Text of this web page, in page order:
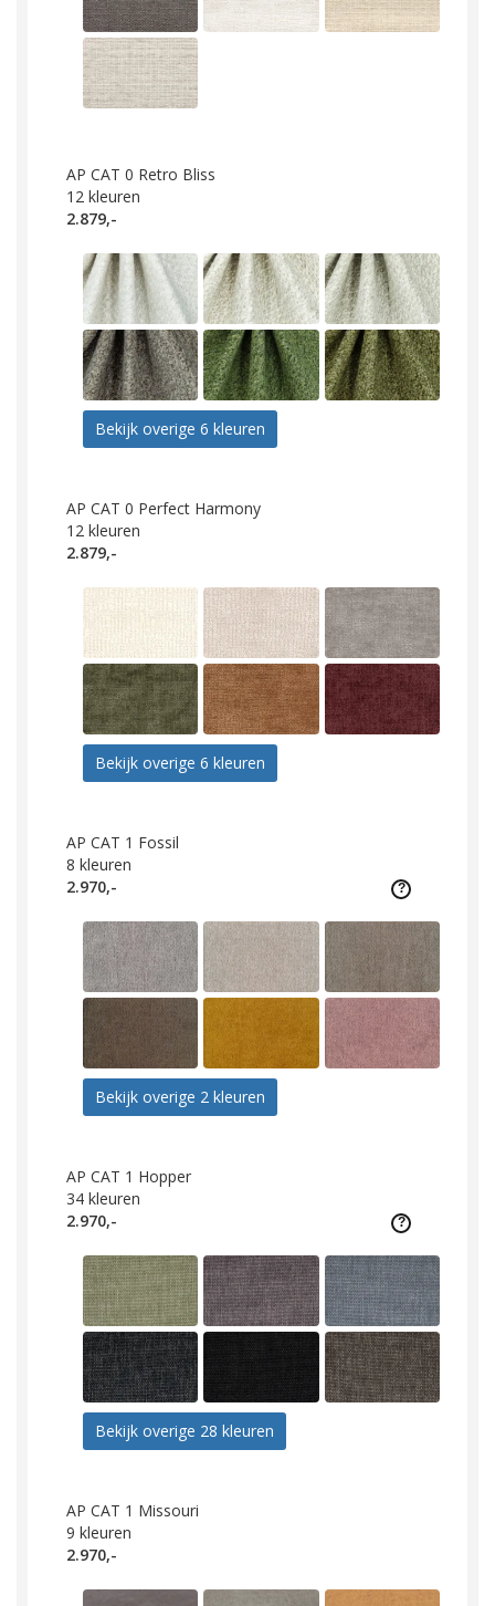
AP CAT 0 Retro Bliss
12 kleuren
2.879,-
Bekijk overige 6 kleuren
AP CAT 0 Perfect Harmony
12 kleuren
2.879,-
Bekijk overige 6 kleuren
AP CAT 1 Fossil
8 kleuren
2.970,-
Bekijk overige 2 kleuren
AP CAT 1 Hopper
34 kleuren
2.970,-
Bekijk overige 28 kleuren
AP CAT 1 Missouri
9 kleuren
2.970,-